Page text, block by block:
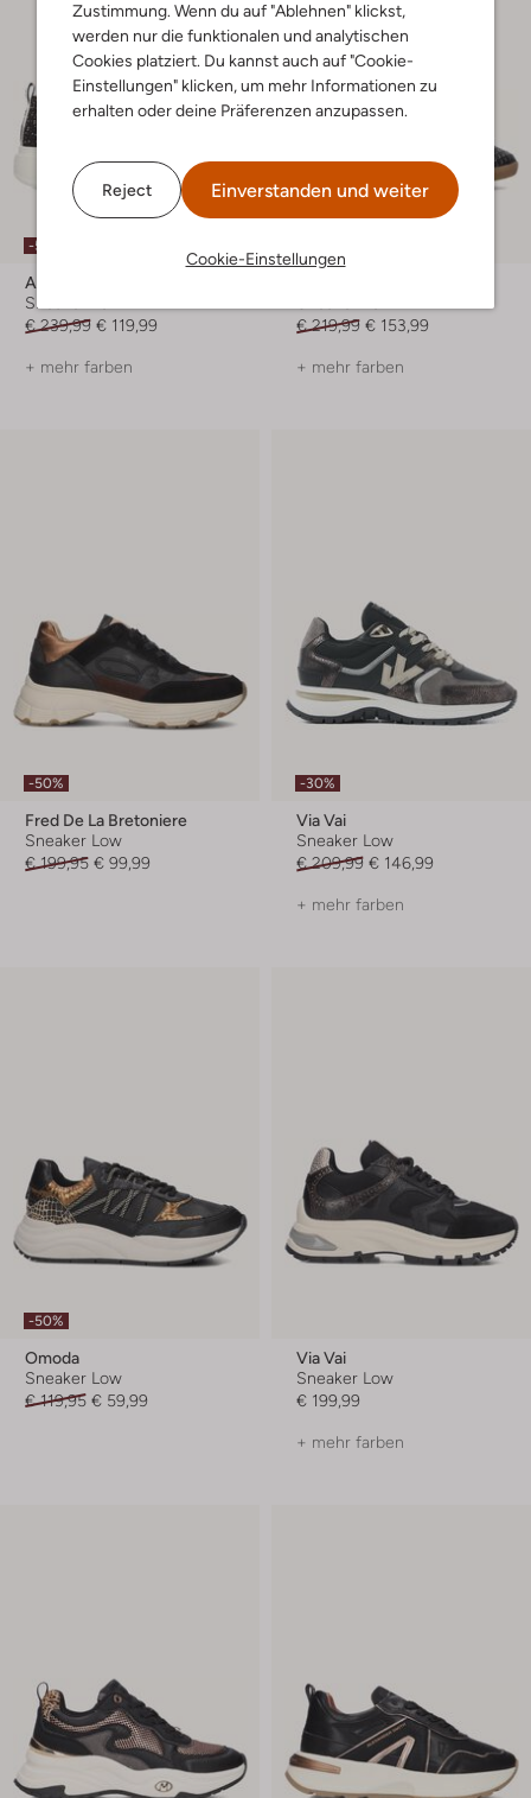
Zustimmung. Wenn du auf "Ablehnen" klickst,
werden nur die funktionalen und analytischen
Cookies platziert. Du kannst auch auf "Cookie-
Einstellungen" klicken, um mehr Informationen zu
erhalten oder deine Präferenzen anzupassen.
Reject Einverstanden und weiter
Cookie-Einstellungen
-50%
Alexander Smith
Sneaker Low
€ 239,99 € 119,99
+ mehr farben
€ 219,99 € 153,99
+ mehr farben
-50%
Fred De La Bretoniere
Sneaker Low
€ 199,95 € 99,99
-30%
Via Vai
Sneaker Low
€ 209,99 € 146,99
+ mehr farben
-50%
Omoda
Sneaker Low
€ 119,95 € 59,99
Via Vai
Sneaker Low
€ 199,99
+ mehr farben